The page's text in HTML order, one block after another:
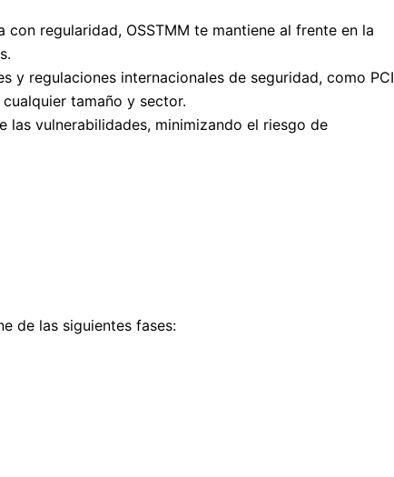
regularidad, OSSTMM te mantiene al frente en la
y regulaciones internacionales de seguridad, como PCI
cualquier tamaño y sector.
las vulnerabilidades, minimizando el riesgo de
de las siguientes fases: